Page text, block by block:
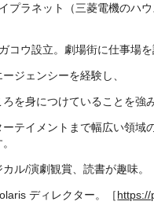
プラネット（三菱電機のハ
コウ設立。劇場街に仕事場を
ジェンシーを経験し、
を身につけていることを強み
テイメントまで幅広い領域
ル/演劇観賞、読書が趣味。
ディレクター。［https://